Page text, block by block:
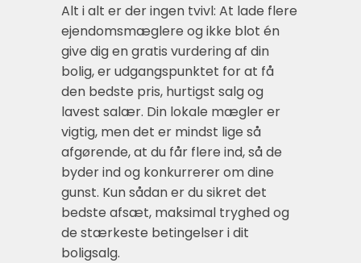
Alt i alt er der ingen tvivl: At lade flere
ejendomsmæglere og ikke blot én
give dig en gratis vurdering af din
bolig, er udgangspunktet for at få
den bedste pris, hurtigst salg og
lavest salær. Din lokale mægler er
vigtig, men det er mindst lige så
afgørende, at du får flere ind, så de
byder ind og konkurrerer om dine
gunst. Kun sådan er du sikret det
bedste afsæt, maksimal tryghed og
de stærkeste betingelser i dit
boligsalg.